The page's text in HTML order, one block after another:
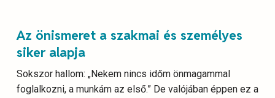
Az önismeret a szakmai és személyes
siker alapja
Sokszor hallom: „Nekem nincs időm önmagammal
foglalkozni, a munkám az első.” De valójában éppen ez a